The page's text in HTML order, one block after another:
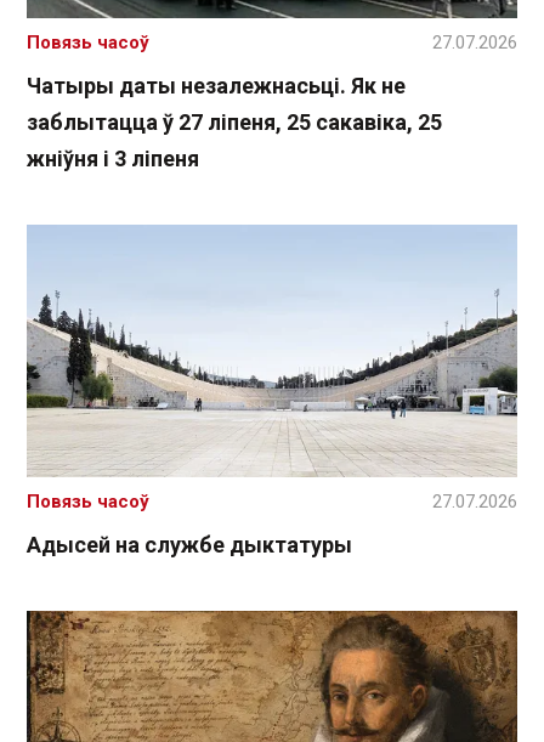
Чатыры даты незалежнасьці. Як не
заблытацца ў 27 ліпеня, 25 сакавіка, 25
жніўня і 3 ліпеня
Повязь часоў 27.07.2026
Адысей на службе дыктатуры
Повязь часоў 27.07.2026